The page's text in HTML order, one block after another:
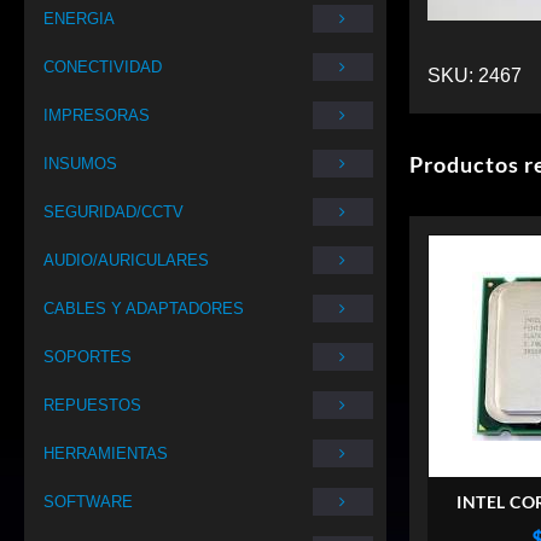
ENERGIA
CONECTIVIDAD
IMPRESORAS
INSUMOS
SEGURIDAD/CCTV
AUDIO/AURICULARES
CABLES Y ADAPTADORES
SOPORTES
REPUESTOS
HERRAMIENTAS
SOFTWARE
SKU:2467
Productos
INTEL